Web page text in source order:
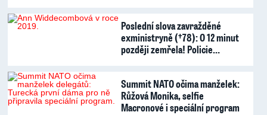
Poslední slova zavražděné
exministryně (†78): O 12 minut
později zemřela! Policie…
Summit NATO očima manželek:
Růžová Monika, selfie
Macronové i speciální program